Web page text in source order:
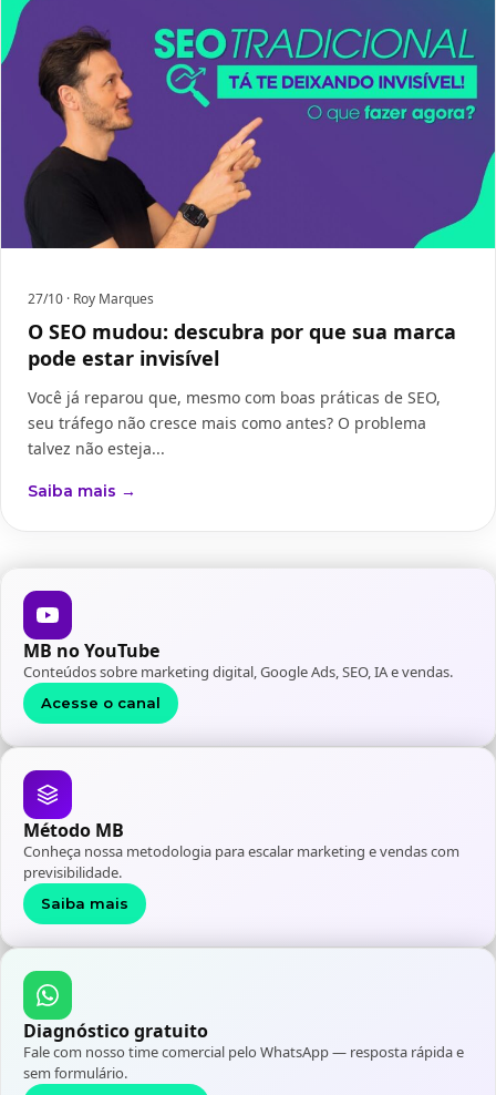
27/10 · Roy Marques
O SEO mudou: descubra por que sua marca
pode estar invisível
Você já reparou que, mesmo com boas práticas de SEO,
seu tráfego não cresce mais como antes? O problema
talvez não esteja...
Saiba mais →
MB no YouTube
Conteúdos sobre marketing digital, Google Ads, SEO, IA e vendas.
Acesse o canal
Método MB
Conheça nossa metodologia para escalar marketing e vendas com
previsibilidade.
Saiba mais
Diagnóstico gratuito
Fale com nosso time comercial pelo WhatsApp — resposta rápida e
sem formulário.